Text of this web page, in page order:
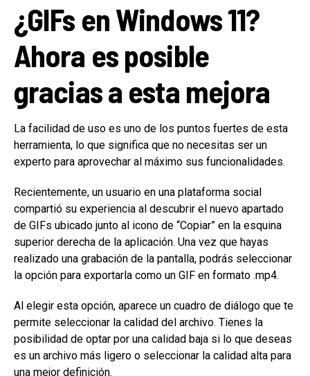
¿GIFs en Windows 11?
Ahora es posible
gracias a esta mejora
La facilidad de uso es uno de los puntos fuertes de esta
herramienta, lo que significa que no necesitas ser un
experto para aprovechar al máximo sus funcionalidades.
Recientemente, un usuario en una plataforma social
compartió su experiencia al descubrir el nuevo apartado
de GIFs ubicado junto al icono de “Copiar” en la esquina
superior derecha de la aplicación. Una vez que hayas
realizado una grabación de la pantalla, podrás seleccionar
la opción para exportarla como un GIF en formato .mp4.
Al elegir esta opción, aparece un cuadro de diálogo que te
permite seleccionar la calidad del archivo. Tienes la
posibilidad de optar por una calidad baja si lo que deseas
es un archivo más ligero o seleccionar la calidad alta para
una mejor definición.